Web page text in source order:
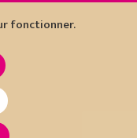
fonctionner.